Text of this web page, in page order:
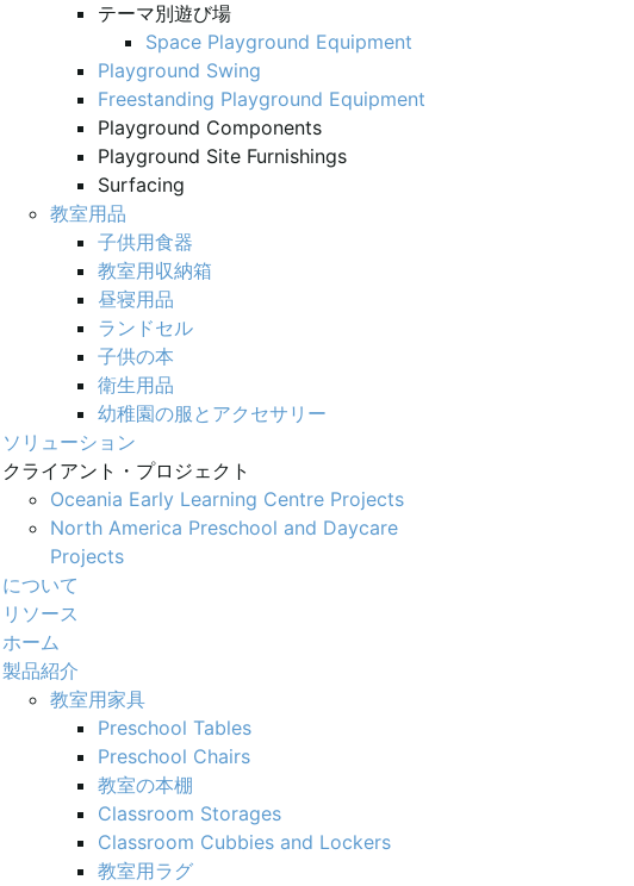
テーマ別遊び場
Space Playground Equipment
Playground Swing
Freestanding Playground Equipment
Playground Components
Playground Site Furnishings
Surfacing
教室用品
子供用食器
教室用収納箱
昼寝用品
ランドセル
子供の本
衛生用品
幼稚園の服とアクセサリー
ソリューション
クライアント・プロジェクト
Oceania Early Learning Centre Projects
North America Preschool and Daycare
Projects
について
リソース
ホーム
製品紹介
教室用家具
Preschool Tables
Preschool Chairs
教室の本棚
Classroom Storages
Classroom Cubbies and Lockers
教室用ラグ